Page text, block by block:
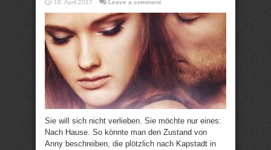
18. April 2017 Leave a comment
Sie will sich nicht verlieben. Sie möchte nur eines:
Nach Hause. So könnte man den Zustand von
Anny beschreiben, die plötzlich nach Kapstadt in